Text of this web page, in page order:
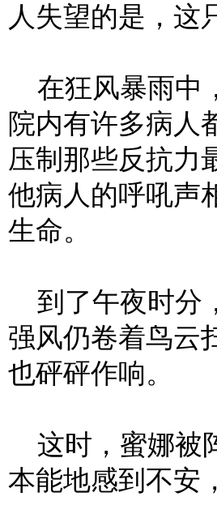
人失望的是，这
在狂风暴雨中
院内有许多病人
压制那些反抗
他病人的呼吼声
生命。
到了午夜时分
强风仍卷着鸟云
也砰砰作响。
这时，蜜娜被
本能地感到不安